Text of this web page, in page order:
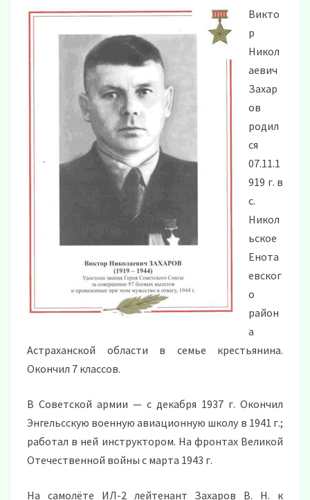
Викто
р
Никол
аевич
Захар
ов
родил
ся
07.11.1
919 г. в
с.
Никол
ьское
Енота
евског
о
район
а
Астраханской области в семье крестьянина.
Окончил 7 классов.
В Советской армии — с декабря 1937 г. Окончил
Энгельсскую военную авиационную школу в 1941 г.;
работал в ней инструктором. На фронтах Великой
Отечественной войны с марта 1943 г.
На самолёте ИЛ-2 лейтенант Захаров В. Н. к